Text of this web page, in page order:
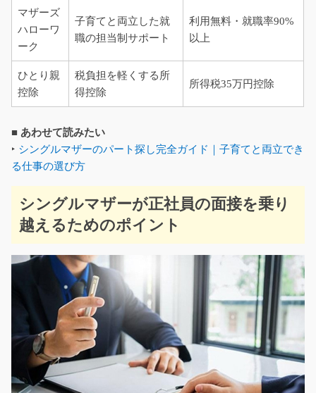
マザーズ
ハローワ
ーク
子育てと両立した就
職の担当制サポート
利用無料・就職率90%
以上
ひとり親
控除
税負担を軽くする所
得控除
所得税35万円控除
■ あわせて読みたい
‣ シングルマザーのパート探し完全ガイド｜子育てと両立でき
る仕事の選び方
シングルマザーが正社員の面接を乗り
越えるためのポイント